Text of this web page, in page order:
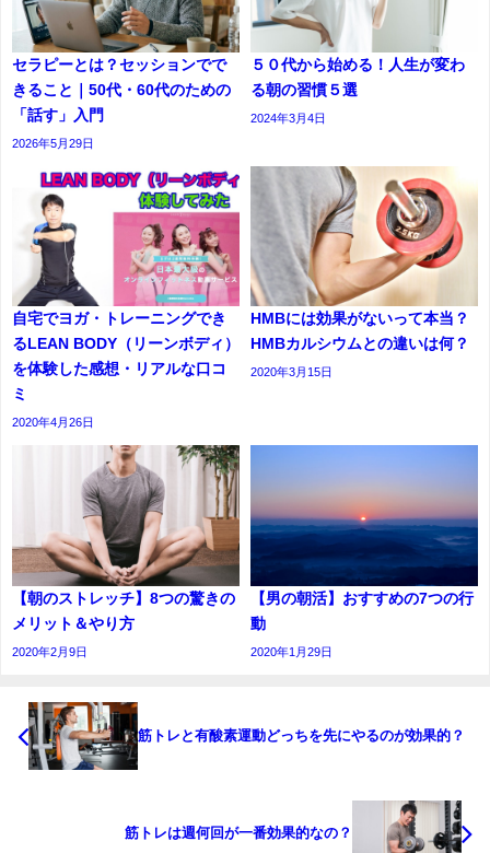
セラピーとは？セッションでで
きること｜50代・60代のための
「話す」入門
2026年5月29日
５０代から始める！人生が変わ
る朝の習慣５選
2024年3月4日
自宅でヨガ・トレーニングでき
るLEAN BODY（リーンボディ）
を体験した感想・リアルな口コ
ミ
2020年4月26日
HMBには効果がないって本当？
HMBカルシウムとの違いは何？
2020年3月15日
【朝のストレッチ】8つの驚きの
メリット＆やり方
2020年2月9日
【男の朝活】おすすめの7つの行
動
2020年1月29日
筋トレと有酸素運動どっちを先にやるのが効果的？
筋トレは週何回が一番効果的なの？